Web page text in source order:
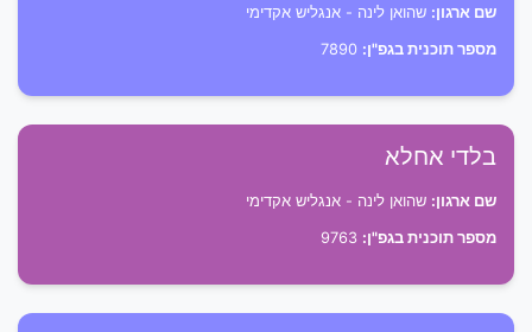
שם ארגון: שהואן לינה - אנגליש אקדימי
מספר תוכנית בגפ"ן:
בלדי אחלא
שם ארגון: שהואן לינה - אנגליש אקדימי
מספר תוכנית בגפ"ן: